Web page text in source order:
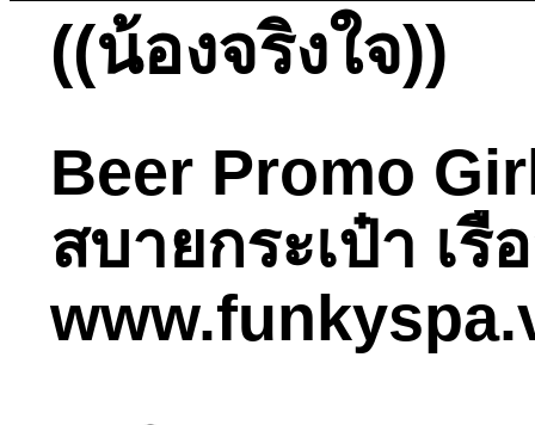
((น้องจริงใจ))
Beer Promo
สบายกระเป๋า เ